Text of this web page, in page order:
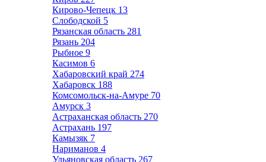
Кирово-Чепецк 13
Слободской 5
Рязанская область 281
Рязань 204
Рыбное 9
Касимов 6
Хабаровский край 274
Хабаровск 188
Комсомольск-на-Амуре 70
Амурск 3
Астраханская область 270
Астрахань 197
Камызяк 7
Нариманов 4
Ульяновская область 267